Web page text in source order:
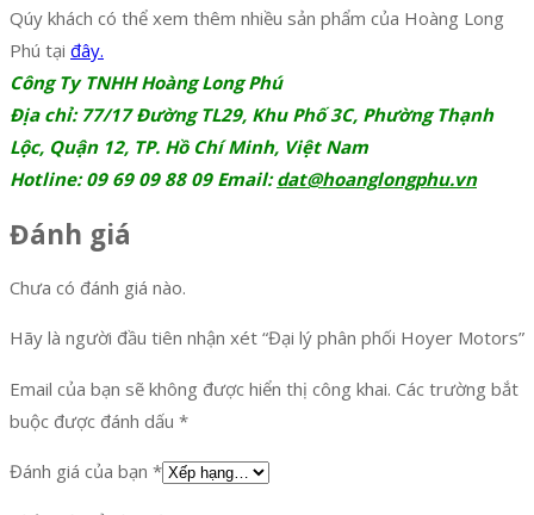
Qúy khách có thể xem thêm nhiều sản phẩm của Hoàng Long
Phú tại đây.
Công Ty TNHH Hoàng Long Phú
Địa chỉ: 77/17 Đường TL29, Khu Phố 3C, Phường Thạnh
Lộc, Quận 12, TP. Hồ Chí Minh, Việt Nam
Hotline: 09 69 09 88 09 Email:dat@hoanglongphu.vn
Đánh giá
Chưa có đánh giá nào.
Hãy là người đầu tiên nhận xét “Đại lý phân phối Hoyer Motors”
Email của bạn sẽ không được hiển thị công khai. Các trường bắt
buộc được đánh dấu *
Đánh giá của bạn *